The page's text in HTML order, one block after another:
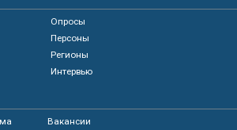
Опросы
Персоны
Регионы
Интервью
Вакансии